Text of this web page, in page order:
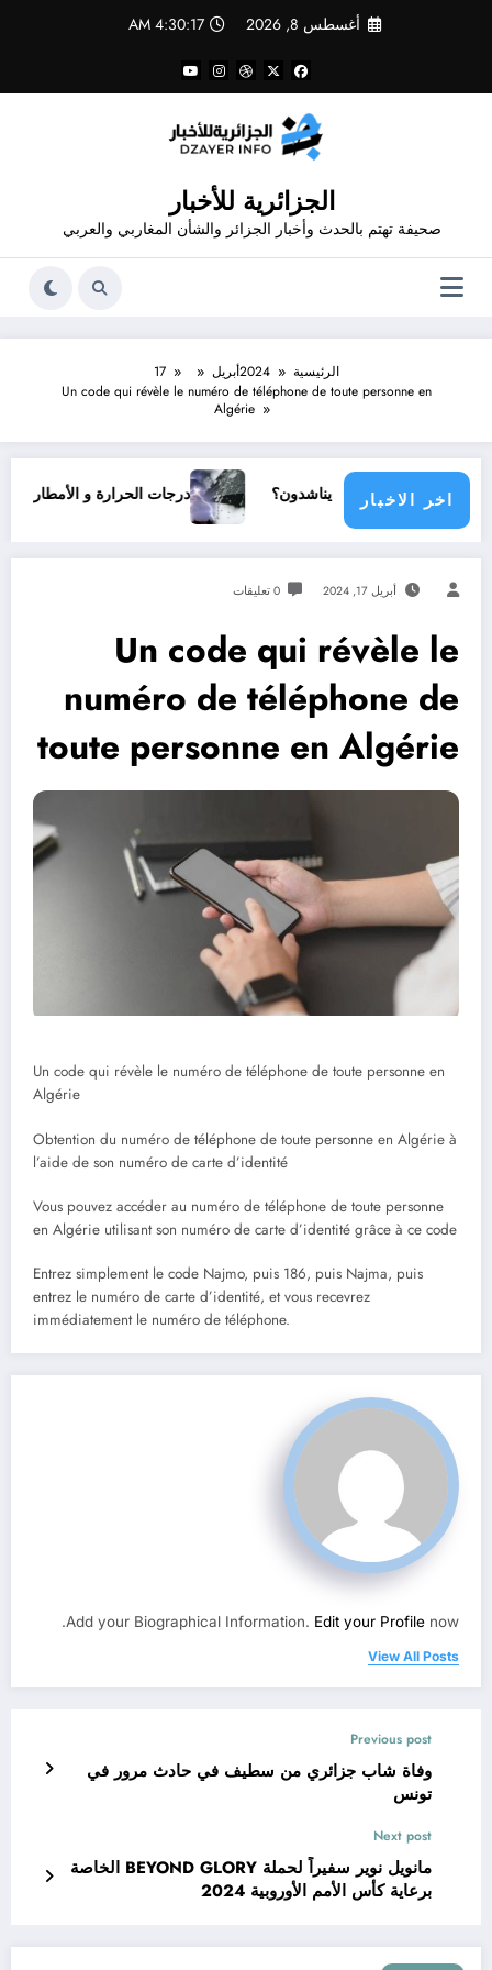
أغسطس 8, 2026 4:30:18 AM
الجزائرية للأخبار
صحيفة تهتم بالحدث وأخبار الجزائر والشأن المغاربي والعربي
الرئيسية 2024أبريل
17
Un code qui révèle le numéro de téléphone de toute personne en
Algérie
اخر الاخبار
مجتمع دولي يناشدون؟ درجات الحرارة و الأمطار في سبتمبر 2026 في الجزائر
أبريل 17, 2024 0 تعليقات
Un code qui révèle le
numéro de téléphone de
toute personne en Algérie
Un code qui révèle le numéro de téléphone de toute personne en
Algérie
Obtention du numéro de téléphone de toute personne en Algérie à
l’aide de son numéro de carte d’identité
Vous pouvez accéder au numéro de téléphone de toute personne
en Algérie utilisant son numéro de carte d’identité grâce à ce code
Entrez simplement le code Najmo, puis 186, puis Najma, puis
entrez le numéro de carte d’identité, et vous recevrez
immédiatement le numéro de téléphone.
Add your Biographical Information. Edit your Profile now.
View All Posts
Previous post
وفاة شاب جزائري من سطيف في حادث مرور في
تونس
Next post
مانويل نوير سفيراً لحملة BEYOND GLORY الخاصة
برعاية كأس الأمم الأوروبية 2024